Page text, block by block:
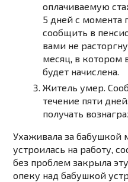
оплачиваемую
5 дней с момента
сообщить в
вами не
месяц, в котором
будет начислена.
Житель умер.
течение пяти
получать
Ухаживала за бабушкой
устроилась на работу,
без проблем закрыла
опеку над бабушкой